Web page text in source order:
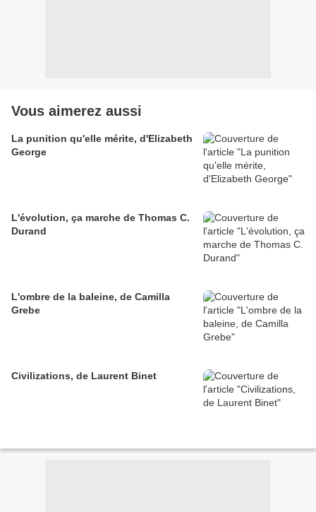
Vous aimerez aussi
La punition qu'elle mérite, d'Elizabeth
George
L'évolution, ça marche de Thomas C.
Durand
L'ombre de la baleine, de Camilla
Grebe
Civilizations, de Laurent Binet